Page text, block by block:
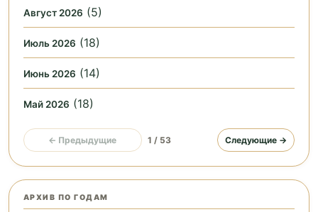
Август 2026 (5)
Июль 2026 (18)
Июнь 2026 (14)
Май 2026 (18)
← Предыдущие 1 / 53 Следующие →
АРХИВ ПО ГОДАМ